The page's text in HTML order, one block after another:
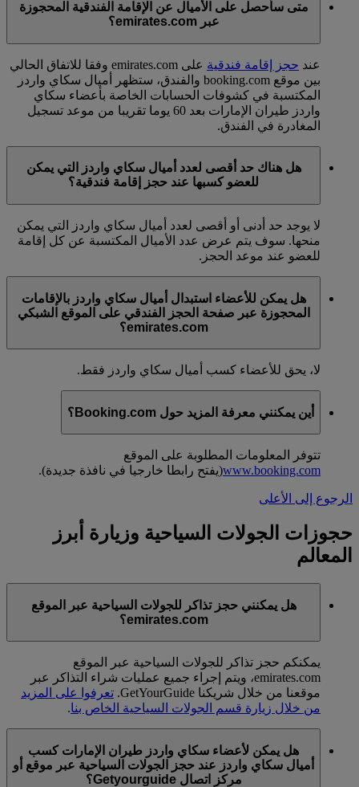
متى سأحصل على الأميال عن الإقامة الفندقية المحجوزة
عبر emirates.com؟
عند حجز إقامة فندقية
على emirates.com وفقا للاتفاق الحالي
بين موقع booking.com والفندق، ستظهر أميال سكاي واردز
المكتسبة في كشوفات الحسابات الخاصة بأعضاء سكاي
واردز طيران الإمارات بعد 60 يوما تقريبا من موعد تسجيل
المغادرة في الفندق.
هل هناك حد أقصى لعدد أميال سكاي واردز التي يمكن
للعضو كسبها عند حجز إقامة فندقية؟
لا يوجد حد أدنى أو أقصى لعدد أميال سكاي واردز التي يمكن
منحها. سوف يتم عرض عدد الأميال المكتسبة عن كل إقامة
للعضو عند موعد الحجز.
هل يمكن للأعضاء استبدال أميال سكاي واردز بالإقامات
المحجوزة عبر صفحة الحجز الفندقي على الموقع الشبكي
emirates.com؟
لا، يحق للأعضاء كسب أميال سكاي واردز فقط.
أين يمكنني معرفة المزيد حول Booking.com؟
تتوفر المعلومات المطلوبة على الموقع
www.booking.com(يفتح رابطا خارجيا في نافذة جديدة).
الرجوع إلى الأعلى
حجوزات الجولات السياحية وزيارة أبرز
المعالم
هل يمكنني حجز تذاكر للجولات السياحية عبر الموقع
emirates.com؟
يمكنكم حجز تذاكر للجولات السياحية عبر الموقع
emirates.com، ويتم إجراء جميع عمليات شراء التذاكر عبر
موقعنا من خلال شريكنا GetYourGuide.
تعرفوا على المزيد
من خلال زيارة قسم الجولات السياحية الخاص بنا.
هل يمكن لأعضاء سكاي واردز طيران الإمارات كسب
أميال سكاي واردز عند حجز الجولات السياحية عبر موقع أو
مركز اتصال Getyourguide؟